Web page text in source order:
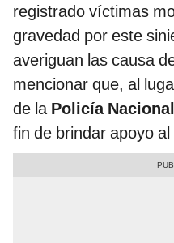
registrado víctimas
gravedad por este
averiguan las causa
mencionar que, al
de la Policía
fin de brindar apoyo